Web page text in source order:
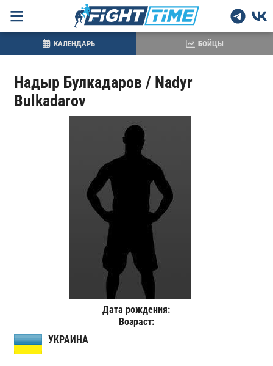
Надыр Булкадаров / Nadyr
Bulkadarov
Дата рождения:
Возраст:
УКРАИНА
КАЛЕНДАРЬ БОЙЦЫ